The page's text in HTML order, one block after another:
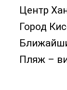
Центр
Город
Пляж –